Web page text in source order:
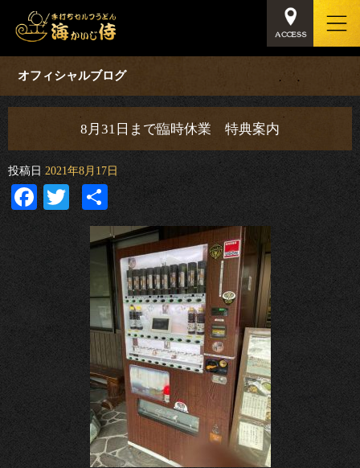
オフィシャルブログ
8月31日まで臨時休業 特典案内
投稿日 2021年8月17日
Facebook
Twitter
有